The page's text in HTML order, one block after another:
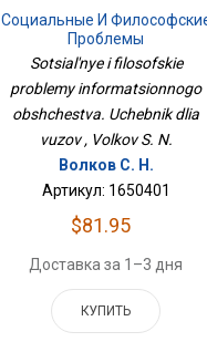
Социальные И
Проблемы
Информационного
Общества. Учебник Для
Вузов
Sotsial'nye i filosofskie
problemy informatsionnogo
obshchestva. Uchebnik dlia
vuzov , Volkov S. N.
Волков С. Н.
Артикул: 1650401
$81.95
Доставка за 1–3 дня
КУПИТЬ